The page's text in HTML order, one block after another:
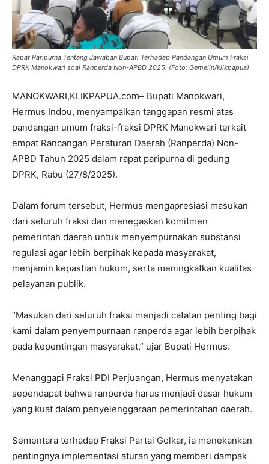
Rapat Paripurna Tentang Jawaban Bupati Terhadap Pandangan Umum Fraksi
DPRK Manokwari soal Ranperda Non-APBD 2025. (Foto: Gemelin/klikpapua)
MANOKWARI,KLIKPAPUA.com– Bupati Manokwari,
Hermus Indou, menyampaikan tanggapan resmi atas
pandangan umum fraksi-fraksi DPRK Manokwari terkait
empat Rancangan Peraturan Daerah (Ranperda) Non-
APBD Tahun 2025 dalam rapat paripurna di gedung
DPRK, Rabu (27/8/2025).
Dalam forum tersebut, Hermus mengapresiasi masukan
dari seluruh fraksi dan menegaskan komitmen
pemerintah daerah untuk menyempurnakan substansi
regulasi agar lebih berpihak kepada masyarakat,
menjamin kepastian hukum, serta meningkatkan kualitas
pelayanan publik.
“Masukan dari seluruh fraksi menjadi catatan penting bagi
kami dalam penyempurnaan ranperda agar lebih berpihak
pada kepentingan masyarakat,” ujar Bupati Hermus.
Menanggapi Fraksi PDI Perjuangan, Hermus menyatakan
sependapat bahwa ranperda harus menjadi dasar hukum
yang kuat dalam penyelenggaraan pemerintahan daerah.
Sementara terhadap Fraksi Partai Golkar, ia menekankan
pentingnya implementasi aturan yang memberi dampak